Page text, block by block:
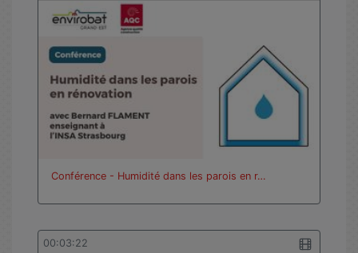
Conférence - Humidité dans les parois en r…
00:03:22